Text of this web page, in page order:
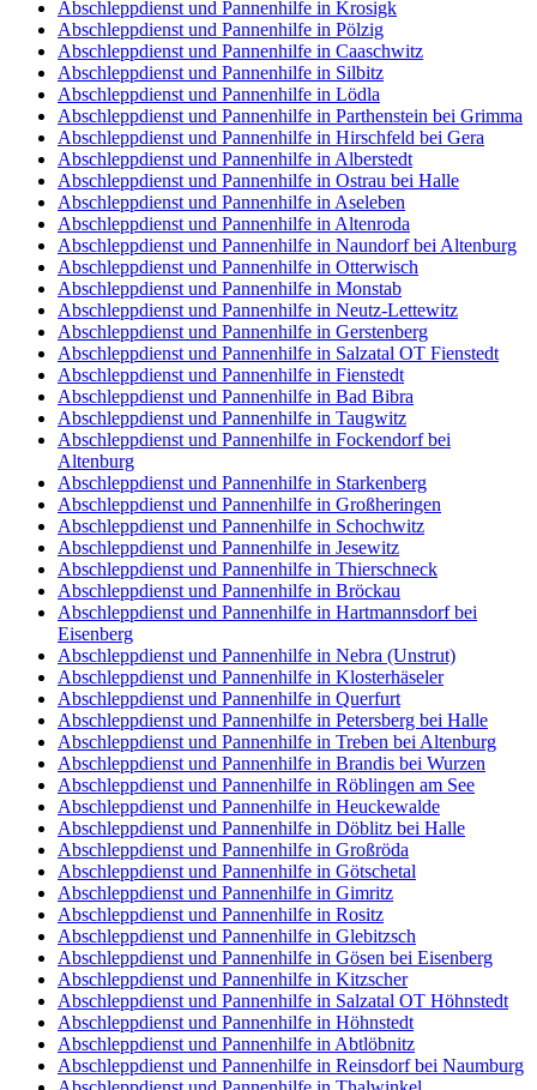
Abschleppdienst und Pannenhilfe in Krosigk
Abschleppdienst und Pannenhilfe in Pölzig
Abschleppdienst und Pannenhilfe in Caaschwitz
Abschleppdienst und Pannenhilfe in Silbitz
Abschleppdienst und Pannenhilfe in Lödla
Abschleppdienst und Pannenhilfe in Parthenstein bei Grimma
Abschleppdienst und Pannenhilfe in Hirschfeld bei Gera
Abschleppdienst und Pannenhilfe in Alberstedt
Abschleppdienst und Pannenhilfe in Ostrau bei Halle
Abschleppdienst und Pannenhilfe in Aseleben
Abschleppdienst und Pannenhilfe in Altenroda
Abschleppdienst und Pannenhilfe in Naundorf bei Altenburg
Abschleppdienst und Pannenhilfe in Otterwisch
Abschleppdienst und Pannenhilfe in Monstab
Abschleppdienst und Pannenhilfe in Neutz-Lettewitz
Abschleppdienst und Pannenhilfe in Gerstenberg
Abschleppdienst und Pannenhilfe in Salzatal OT Fienstedt
Abschleppdienst und Pannenhilfe in Fienstedt
Abschleppdienst und Pannenhilfe in Bad Bibra
Abschleppdienst und Pannenhilfe in Taugwitz
Abschleppdienst und Pannenhilfe in Fockendorf bei
Altenburg
Abschleppdienst und Pannenhilfe in Starkenberg
Abschleppdienst und Pannenhilfe in Großheringen
Abschleppdienst und Pannenhilfe in Schochwitz
Abschleppdienst und Pannenhilfe in Jesewitz
Abschleppdienst und Pannenhilfe in Thierschneck
Abschleppdienst und Pannenhilfe in Bröckau
Abschleppdienst und Pannenhilfe in Hartmannsdorf bei
Eisenberg
Abschleppdienst und Pannenhilfe in Nebra (Unstrut)
Abschleppdienst und Pannenhilfe in Klosterhäseler
Abschleppdienst und Pannenhilfe in Querfurt
Abschleppdienst und Pannenhilfe in Petersberg bei Halle
Abschleppdienst und Pannenhilfe in Treben bei Altenburg
Abschleppdienst und Pannenhilfe in Brandis bei Wurzen
Abschleppdienst und Pannenhilfe in Röblingen am See
Abschleppdienst und Pannenhilfe in Heuckewalde
Abschleppdienst und Pannenhilfe in Döblitz bei Halle
Abschleppdienst und Pannenhilfe in Großröda
Abschleppdienst und Pannenhilfe in Götschetal
Abschleppdienst und Pannenhilfe in Gimritz
Abschleppdienst und Pannenhilfe in Rositz
Abschleppdienst und Pannenhilfe in Glebitzsch
Abschleppdienst und Pannenhilfe in Gösen bei Eisenberg
Abschleppdienst und Pannenhilfe in Kitzscher
Abschleppdienst und Pannenhilfe in Salzatal OT Höhnstedt
Abschleppdienst und Pannenhilfe in Höhnstedt
Abschleppdienst und Pannenhilfe in Abtlöbnitz
Abschleppdienst und Pannenhilfe in Reinsdorf bei Naumburg